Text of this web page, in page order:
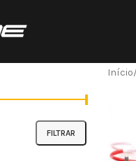
FILTRAR
Início